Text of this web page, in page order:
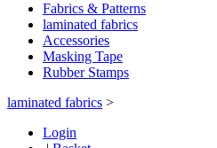
Fabrics & Patterns
laminated fabrics
Accessories
Masking Tape
Rubber Stamps
laminated fabrics >
Login